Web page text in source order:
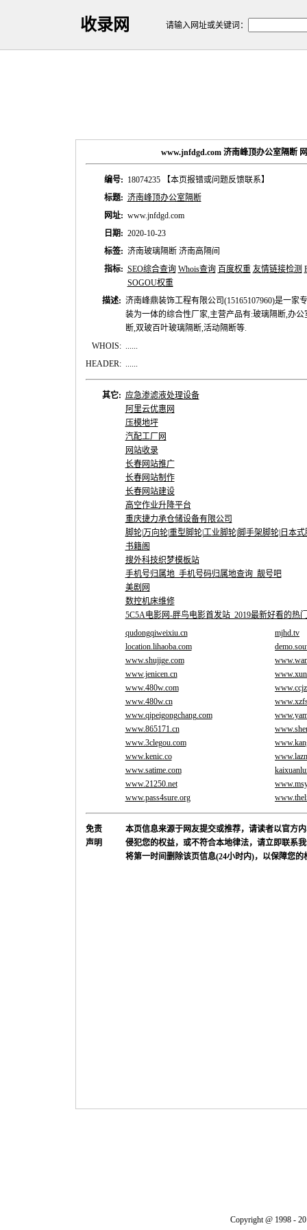
收录网 请输入网址或关键词：
www.jnfdgd.com 济南峰顶办公室隔断
编号: 18074235
【本页报错或问题反馈联系】
标题: 济南峰顶办公室隔断
网址: www.jnfdgd.com
日期: 2020-10-23
标签: 济南玻璃隔断 济南高隔间
指标: SEO综合查询 Whois查询 百度权重 友情链接检测
SOGOU权重
描述: 济南峰鼎装饰工程有限公司(15165107960)是一家
装为一体的综合性厂家,主营产品有:玻璃隔断,办
断,双玻百叶玻璃隔断,活动隔断等.
WHOIS: ......
HEADER: ......
其它: 应急渗滤液处理设备
阿里云优惠网
压模地坪
汽配工厂网
网站收录
长春网站推广
长春网站制作
长春网站建设
高空作业升降平台
重庆捷力承仓储设备有限公司
脚轮|万向轮|重型脚轮|工业脚轮|脚手架脚轮|日本
书籍阁
搜外科技织梦模板站
手机号归属地_手机号码归属地查询_靓号吧
美剧网
数控机床维修
5C5A电影网-胖鸟电影首发站_2019最新好看的热
qudongqiweixiu.cn
mjhd.tv
location.lihaoba.com
www.shujige.com
www.jenicen.cn
www.480w.com
www.480w.cn
www.qipeigongchang.com
www.865171.cn
www.3clegou.com
www.kenic.co
www.satime.com
www.21250.net
www.pass4sure.org
免责
声明
本页信息来源于网友提交或推荐，请读者以官方
侵犯您的权益，或不符合本地律法，请立即联系
将第一时间删除该页信息(24小时内)，以保障您的
Copyright @ 1998 -